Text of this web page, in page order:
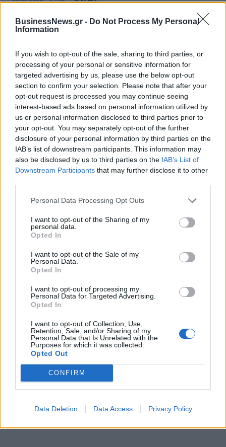
BusinessNews.gr - Do Not Process My Personal
Information
If you wish to opt-out of the sale, sharing to third parties, or
processing of your personal or sensitive information for
targeted advertising by us, please use the below opt-out
section to confirm your selection. Please note that after your
opt-out request is processed you may continue seeing
interest-based ads based on personal information utilized by
us or personal information disclosed to third parties prior to
your opt-out. You may separately opt-out of the further
disclosure of your personal information by third parties on the
IAB’s list of downstream participants. This information may
also be disclosed by us to third parties on the IAB’s List of
Downstream Participants that may further disclose it to other
Personal Data Processing Opt Outs
I want to opt-out of the Sharing of my
personal data.
Opted In
I want to opt-out of the Sale of my
Personal Data.
Opted In
I want to opt-out of processing my
Personal Data for Targeted Advertising.
Opted In
I want to opt-out of Collection, Use,
Retention, Sale, and/or Sharing of my
Personal Data that Is Unrelated with the
Purposes for which it was collected.
Opted Out
CONFIRM
Data Deletion Data Access Privacy Policy
Ειδικό Χωροταξικό για τον Τουρισμό: Οι νέοι
κανόνες για επενδύσεις, νησιά και προορισμούς υπό
08/08/2026 - 13:21 ΤΟΥΡΙΣΜΟΣ
Υπουργείο Εργασίας: Ο “χάρτης” των πληρωμών
από τον e-ΕΦΚΑ και τη ΔΥΠΑ έως τις 14 Αυγούστου
08/08/2026 - 12:58 ΟΙΚΟΝΟΜΙΑ
Οι Hamilton Reserve Bank και SEE Capital
Hamilton Ltd. συνάπτουν συμφωνία υπηρεσιών
μάρκετινγκ
08/08/2026 - 13:44 ΕΠΙΧΕΙΡΗΣΕΙΣ
Χρηματιστήριο Αθηνών: Εβδομαδιαία άνοδος
Διευρύνεται η πρωτοβουλία για τις τιμές στο ράφι
με 916 προϊόντα
08/08/2026 - 12:12
Health Monitoring: Η εθνική υποδομή για την
αξιοποίηση των δεδομένων υγείας προς όφελος
08/08/2026 - 11:48 ΥΓΕΙΑ
ευρώ ανοίγει δρόμο για δάνεια έως 5 δισ. σε
μικρομεσαίες
08/08/2026 - 11:22 ΤΡΑΠΕΖΕΣ
5G παντού, 6G στον ορίζοντα: Πού βρίσκεται η
Ελλάδα στη μεγάλη τεχνολογική μετάβαση
08/08/2026 - 10:54 ΤΕΧΝΟΛΟΓΙΑ
ΟΛΕΣ ΟΙ ΕΙΔΗΣΕΙΣ